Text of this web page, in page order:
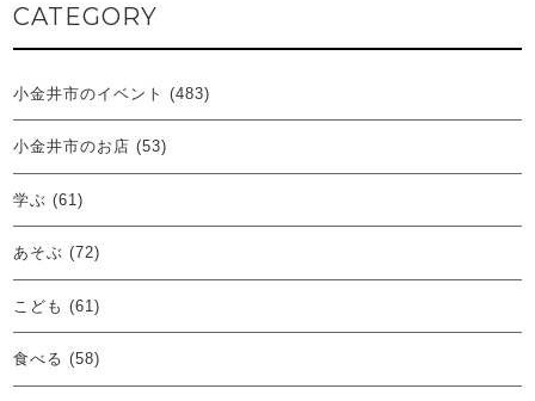
CATEGORY
小金井市のイベント (483)
小金井市のお店 (53)
学ぶ (61)
あそぶ (72)
こども (61)
食べる (58)